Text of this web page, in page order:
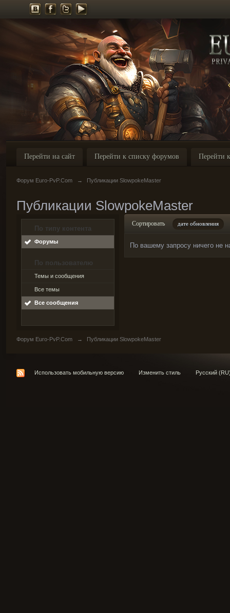
Перейти на сайт Перейти к списку форумов Перейти
Форум Euro-PvP.Com → Публикации SlowpokeMaster
Публикации SlowpokeMaster
По типу контента
Форумы
По пользователю
Темы и сообщения
Все темы
Все сообщения
Сортировать дате обновления
По вашему запросу ничего не
Форум Euro-PvP.Com → Публикации SlowpokeMaster
Использовать мобильную версию Изменить стиль Русский